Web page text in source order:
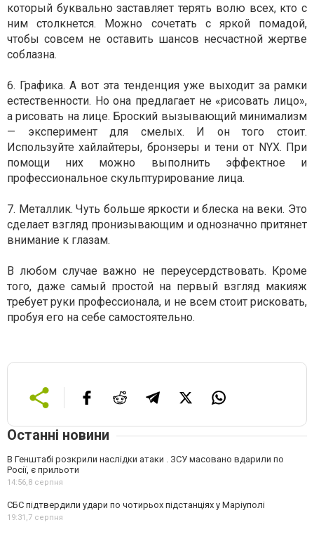
который буквально заставляет терять волю всех, кто с
ним столкнется. Можно сочетать с яркой помадой,
чтобы совсем не оставить шансов несчастной жертве
соблазна.
6. Графика. А вот эта тенденция уже выходит за рамки
естественности. Но она предлагает не «рисовать лицо»,
а рисовать на лице. Броский вызывающий минимализм
— эксперимент для смелых. И он того стоит.
Используйте хайлайтеры, бронзеры и тени от NYX. При
помощи них можно выполнить эффектное и
профессиональное скульптурирование лица.
7. Металлик. Чуть больше яркости и блеска на веки. Это
сделает взгляд пронизывающим и однозначно притянет
внимание к глазам.
В любом случае важно не переусердствовать. Кроме
того, даже самый простой на первый взгляд макияж
требует руки профессионала, и не всем стоит рисковать,
пробуя его на себе самостоятельно.
Останні новини
В Генштабі розкрили наслідки атаки . ЗСУ масовано вдарили по
Росії, є прильоти
14:56,8 серпня
СБС підтвердили удари по чотирьох підстанціях у Маріуполі
19:31,7 серпня